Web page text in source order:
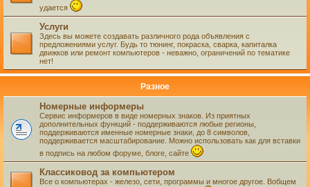
удается
Услуги
Здесь вы можете создавать различного рода объявления с
предложениями услуг. Будь то тюнинг, покраска, сварка, капиталка
движков или ремонт компьютеров - неважно, ограничений по тематике
нет!
Разное
Номерные информеры
Сервис информеров в виде номерных знаков. Из приятных
дополнительных функций - поддерживаются любые регионы,
поддерживаются именные номерные знаки, до 8 символов,
поддерживается масштабирование. Можно использовать как для вставки
в подпись на любом форуме, блоге, сайте
Классиковод за компьютером
Все о компьютерах - железо, сети, программы и многое другое. Вобщем